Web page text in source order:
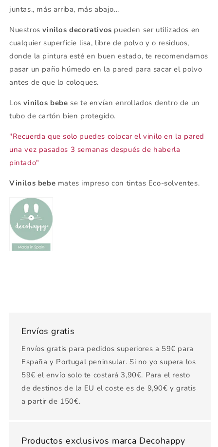
juntas., más arriba, más abajo...
Nuestrosvinilos decorativos pueden ser utilizados en
cualquier superficie lisa, libre de polvo y o residuos,
donde la pintura esté en buen estado, te recomendamos
pasar un paño húmedo en la pared para sacar el polvo
antes de que lo coloques.
Losvinilos bebe se te envían enrollados dentro de un
tubo de cartón bien protegido.
"Recuerda que solo puedes colocar el vinilo en la pared
una vez pasados 3 semanas después de haberla
pintado"
Vinilos bebe mates impreso con tintas Eco-solventes.
Envíos gratis
Envíos gratis para pedidos superiores a 59€ para
España y Portugal peninsular. Si no yo supera los
59€ el envío solo te costará 3,90€. Para el resto
de destinos de la EU el coste es de 9,90€ y gratis
a partir de 150€.
Productos exclusivos marca Decohappy